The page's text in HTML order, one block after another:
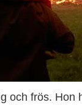
och frös. Hon